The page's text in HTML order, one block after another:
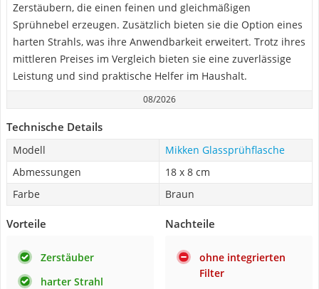
Zerstäubern, die einen feinen und gleichmäßigen
Sprühnebel erzeugen. Zusätzlich bieten sie die Option eines
harten Strahls, was ihre Anwendbarkeit erweitert. Trotz ihres
mittleren Preises im Vergleich bieten sie eine zuverlässige
Leistung und sind praktische Helfer im Haushalt.
08/2026
Technische Details
Modell
Mikken Glassprühflasche
Abmessungen
18 x 8 cm
Farbe
Braun
Vorteile
Zerstäuber
harter Strahl
Nachteile
ohne integrierten
Filter